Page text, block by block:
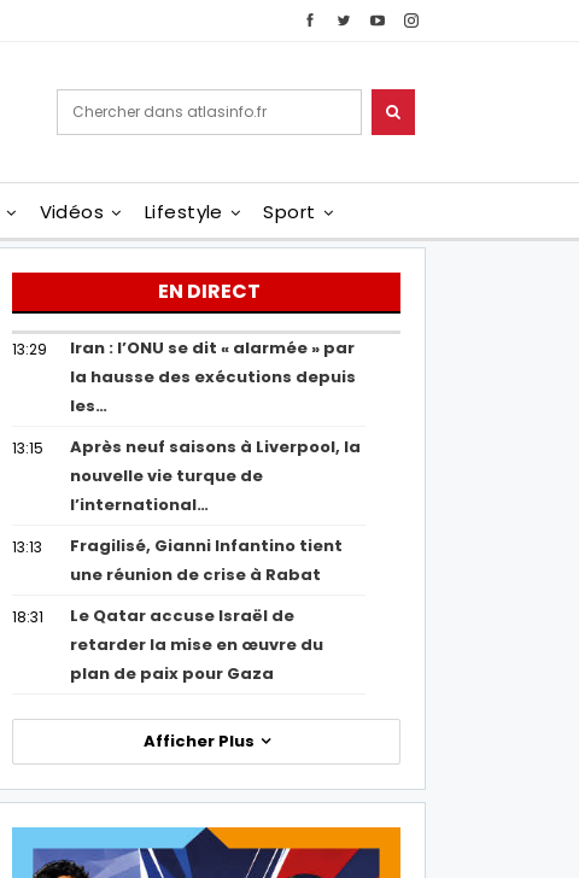
Vidéos Lifestyle Sport
EN DIRECT
13:29
Iran : l’ONU se dit « alarmée » par
la hausse des exécutions depuis
les…
13:15
Après neuf saisons à Liverpool, la
nouvelle vie turque de
l’international…
13:13
Fragilisé, Gianni Infantino tient
une réunion de crise à Rabat
18:31
Le Qatar accuse Israël de
retarder la mise en œuvre du
plan de paix pour Gaza
Afficher Plus